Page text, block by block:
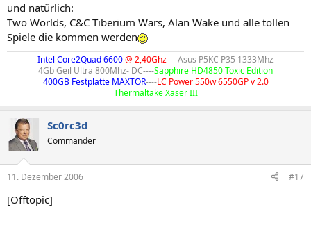
und natürlich:
Two Worlds, C&C Tiberium Wars, Alan Wake und alle tollen
Spiele die kommen werden
Intel Core2Quad 6600@ 2,40Ghz----Asus P5KC P35 1333Mhz
4Gb Geil Ultra 800Mhz- DC----Sapphire HD4850 Toxic Edition
400GB Festplatte MAXTOR----LC Power 550w 6550GP v 2.0
Thermaltake Xaser III
Sc0rc3d
Commander
11. Dezember 2006 #17
[Offtopic]